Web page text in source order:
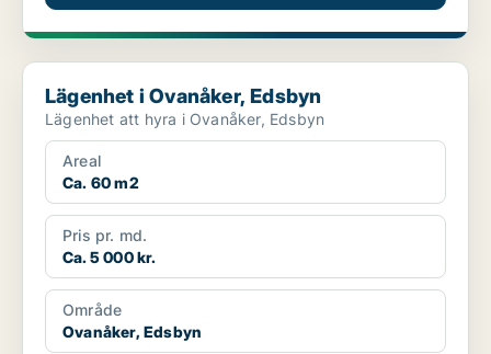
Lägenhet i Ovanåker, Edsbyn
Lägenhet i Ovanåker, Edsbyn
Lägenhet att hyra i Ovanåker, Edsbyn
Areal
Ca. 60 m2
Pris pr. md.
Ca. 5 000 kr.
Område
Ovanåker, Edsbyn